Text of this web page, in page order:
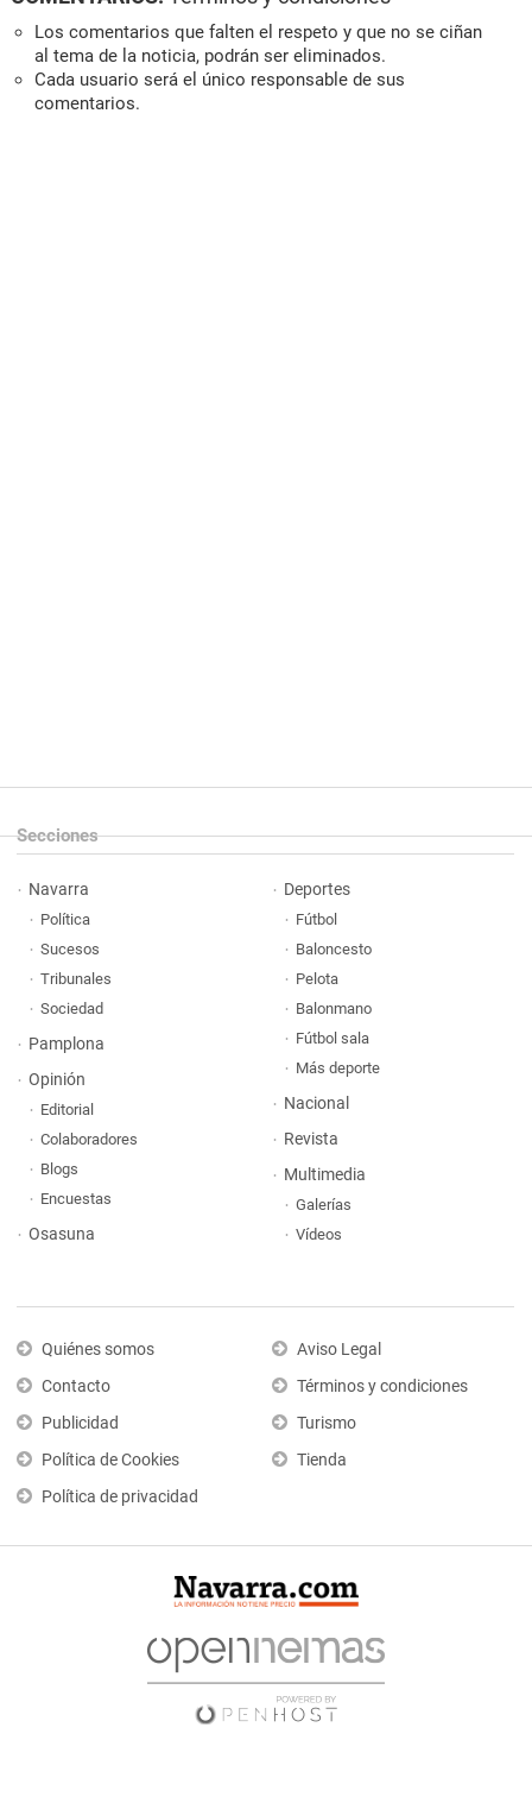
Los comentarios que falten el respeto y que no se ciñan
al tema de la noticia, podrán ser eliminados.
Cada usuario será el único responsable de sus
comentarios.
Secciones
Navarra
Política
Sucesos
Tribunales
Sociedad
Pamplona
Opinión
Editorial
Colaboradores
Blogs
Encuestas
Osasuna
Deportes
Fútbol
Baloncesto
Pelota
Balonmano
Fútbol sala
Más deporte
Nacional
Revista
Multimedia
Galerías
Vídeos
Quiénes somos
Contacto
Publicidad
Política de Cookies
Política de privacidad
Aviso Legal
Términos y condiciones
Turismo
Tienda